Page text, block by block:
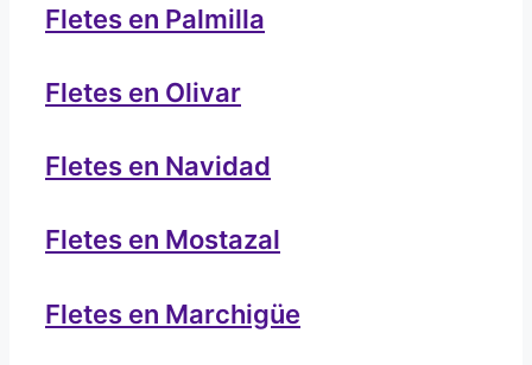
Fletes en Palmilla
Fletes en Olivar
Fletes en Navidad
Fletes en Mostazal
Fletes en Marchigüe